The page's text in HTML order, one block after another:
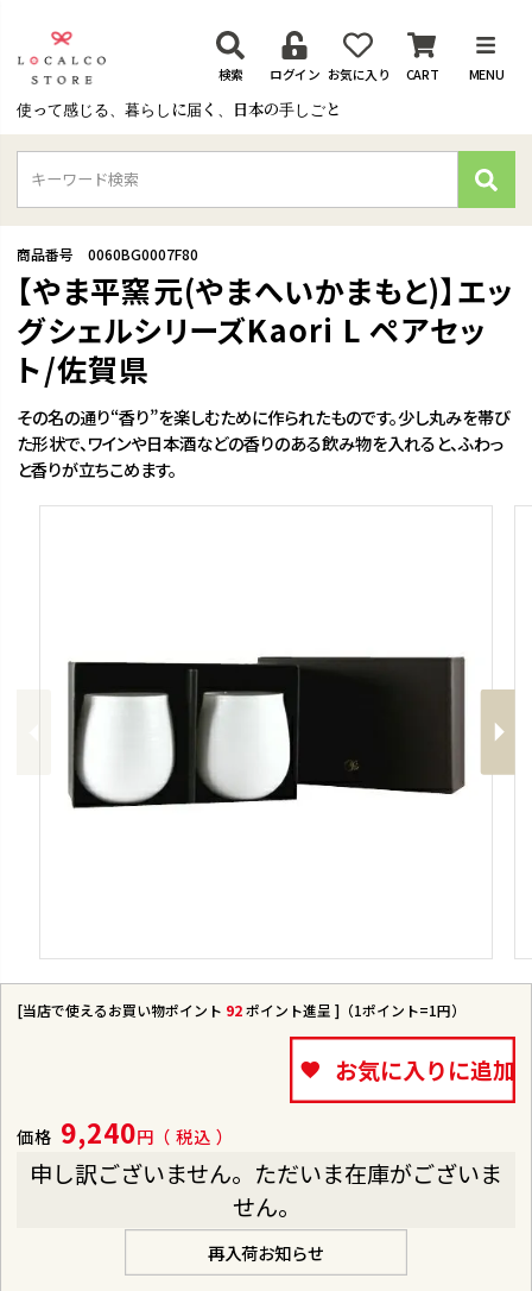
使って感じる、暮らしに届く、日本の手しごと
検索 ログイン お気に入り CART MENU
検
索
Previous
その名の通り“香り”を楽しむために作られたものです。少し丸みを帯び
た形状で、ワインや日本酒などの香りのある飲み物を入れると、ふわっ
と香りが立ちこめます。
【やま平窯元(やまへいかまもと)】エッ
グシェルシリーズKaori L ペアセッ
ト/佐賀県
商品番号 0060BG0007F80
[当店で使えるお買い物ポイント 92ポイント進呈 ]（1ポイント=1円）
価格 9,240 税込
申し訳ございません。ただいま在庫がございま
せん。
お気に入りに追加
再入荷お知らせ